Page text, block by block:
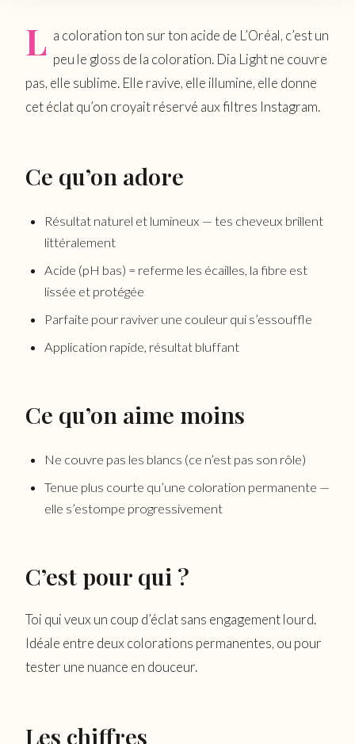
L a coloration ton sur ton acide de L’Oréal, c’est un
peu le gloss de la coloration. Dia Light ne couvre
pas, elle sublime. Elle ravive, elle illumine, elle donne
cet éclat qu’on croyait réservé aux filtres Instagram.
Ce qu’on adore
Résultat naturel et lumineux — tes cheveux brillent
littéralement
Acide (pH bas) = referme les écailles, la fibre est
lissée et protégée
Parfaite pour raviver une couleur qui s’essouffle
Application rapide, résultat bluffant
Ce qu’on aime moins
Ne couvre pas les blancs (ce n’est pas son rôle)
Tenue plus courte qu’une coloration permanente —
elle s’estompe progressivement
C’est pour qui ?
Toi qui veux un coup d’éclat sans engagement lourd.
Idéale entre deux colorations permanentes, ou pour
tester une nuance en douceur.
Les chiffres